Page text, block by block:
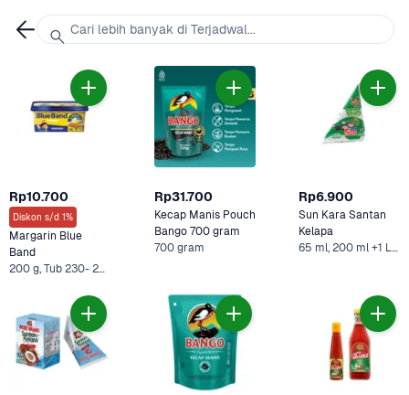
Rp10.700
Diskon s/d 1%
Margarin Blue
Band
200 g, Tub 230- 250 gram +1 Lainnya
Rp31.700
Kecap Manis Pouch
Bango 700 gram
700 gram
Rp6.900
Sun Kara Santan
65 ml, 200 ml +1 Lainnya
Cari lebih banyak di Terjadwal...